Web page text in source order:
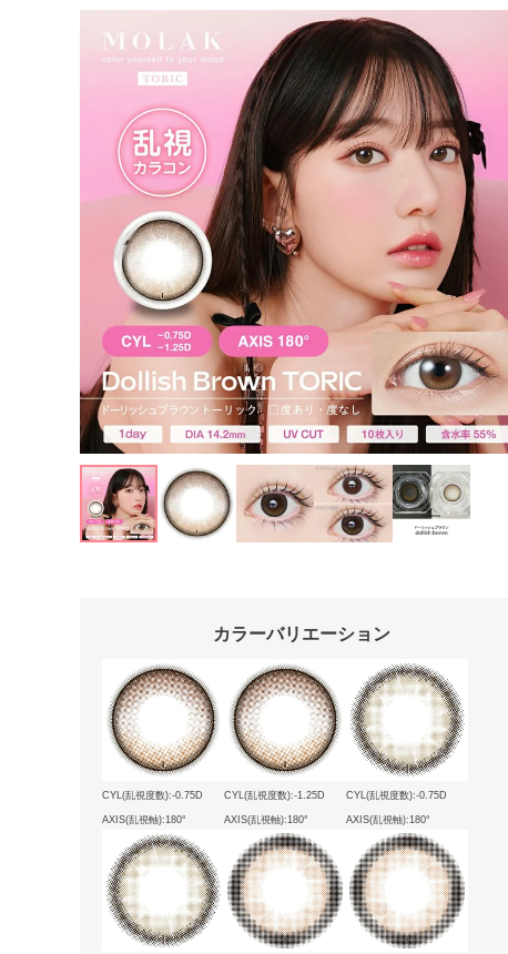
カラーバリエーション
CYL(乱視度数):-0.75D
AXIS(乱視軸):180°
CYL(乱視度数):-1.25D
AXIS(乱視軸):180°
CYL(乱視度数):-0.75D
AXIS(乱視軸):180°